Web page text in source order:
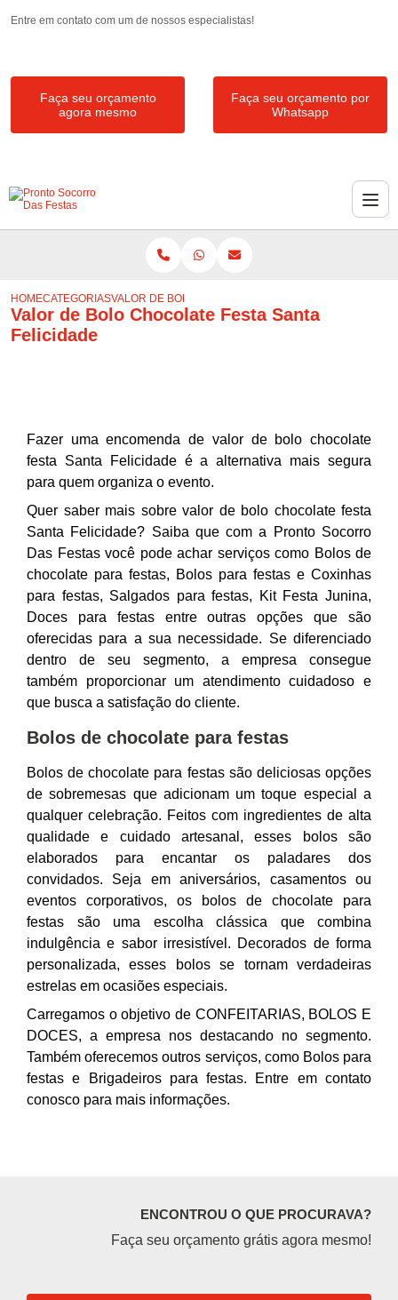
Entre em contato com um de nossos especialistas!
Faça seu orçamento
agora mesmo
Faça seu orçamento por
Whatsapp
HOMECATEGORIASVALOR DE BOLO CHOCOLATE FESTA SANTA
Valor de Bolo Chocolate Festa Santa
Felicidade
Fazer uma encomenda de valor de bolo chocolate
festa Santa Felicidade é a alternativa mais segura
para quem organiza o evento.
Quer saber mais sobre valor de bolo chocolate festa
Santa Felicidade? Saiba que com a Pronto Socorro
Das Festas você pode achar serviços como Bolos de
chocolate para festas, Bolos para festas e Coxinhas
para festas, Salgados para festas, Kit Festa Junina,
Doces para festas entre outras opções que são
oferecidas para a sua necessidade. Se diferenciado
dentro de seu segmento, a empresa consegue
também proporcionar um atendimento cuidadoso e
que busca a satisfação do cliente.
Bolos de chocolate para festas
Bolos de chocolate para festas são deliciosas opções
de sobremesas que adicionam um toque especial a
qualquer celebração. Feitos com ingredientes de alta
qualidade e cuidado artesanal, esses bolos são
elaborados para encantar os paladares dos
convidados. Seja em aniversários, casamentos ou
eventos corporativos, os bolos de chocolate para
festas são uma escolha clássica que combina
indulgência e sabor irresistível. Decorados de forma
personalizada, esses bolos se tornam verdadeiras
estrelas em ocasiões especiais.
Carregamos o objetivo de CONFEITARIAS, BOLOS E
DOCES, a empresa nos destacando no segmento.
Também oferecemos outros serviços, como Bolos para
festas e Brigadeiros para festas. Entre em contato
conosco para mais informações.
ENCONTROU O QUE PROCURAVA?
Faça seu orçamento grátis agora mesmo!